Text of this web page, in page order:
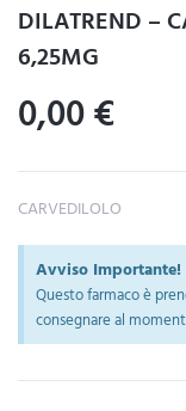
DILATREND –
6,25MG
0,00€
CARVEDILOLO
Avviso Importante!
Questo farmaco è
consegnare al